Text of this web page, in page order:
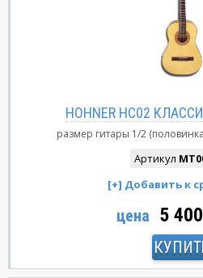
HOHNER HC02
размер гитары 1/2
Артикул
цена 5